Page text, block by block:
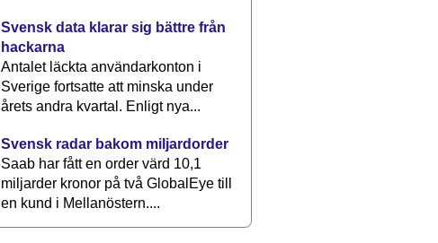
Svensk data klarar sig bättre från
hackarna
Antalet läckta användarkonton i
Sverige fortsatte att minska under
årets andra kvartal. Enligt nya...
Svensk radar bakom miljardorder
Saab har fått en order värd 10,1
miljarder kronor på två GlobalEye till
en kund i Mellanöstern....